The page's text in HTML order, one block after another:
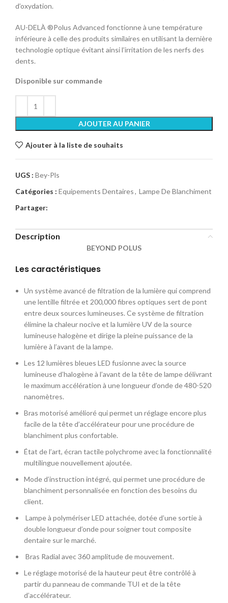
d’oxydation.
AU-DELÀ ®Polus Advanced fonctionne à une température
inférieure à celle des produits similaires en utilisant la dernière
technologie optique évitant ainsi l’irritation de les nerfs des
dents.
Disponible sur commande
AJOUTER AU PANIER
Ajouter à la liste de souhaits
UGS : Bey-Pls
Catégories : Equipements Dentaires, Lampe De Blanchiment
Partager:
Description
BEYOND POLUS
Les caractéristiques
Un système avancé de filtration de la lumière qui comprend
une lentille filtrée et 200,000 fibres optiques sert de pont
entre deux sources lumineuses. Ce système de filtration
élimine la chaleur nocive et la lumière UV de la source
lumineuse halogène et dirige la pleine puissance de la
lumière à l’avant de la lampe.
Les 12 lumières bleues LED fusionne avec la source
lumineuse d’halogène à l’avant de la tête de lampe délivrant
le maximum accélération à une longueur d’onde de 480-520
nanomètres.
Bras motorisé amélioré qui permet un réglage encore plus
facile de la tête d’accélérateur pour une procédure de
blanchiment plus confortable.
État de l’art, écran tactile polychrome avec la fonctionnalité
multilingue nouvellement ajoutée.
Mode d’instruction intégré, qui permet une procédure de
blanchiment personnalisée en fonction des besoins du
client.
Lampe à polymériser LED attachée, dotée d’une sortie à
double longueur d’onde pour soigner tout composite
dentaire sur le marché.
Bras Radial avec 360 amplitude de mouvement.
Le réglage motorisé de la hauteur peut être contrôlé à
partir du panneau de commande TUI et de la tête
d’accélérateur.